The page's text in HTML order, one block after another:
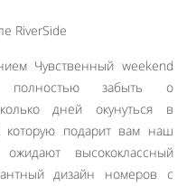
Чувственный weekend
полностью забыть о
дней окунуться в
которую подарит вам наш
высококлассный
дизайн номеров с